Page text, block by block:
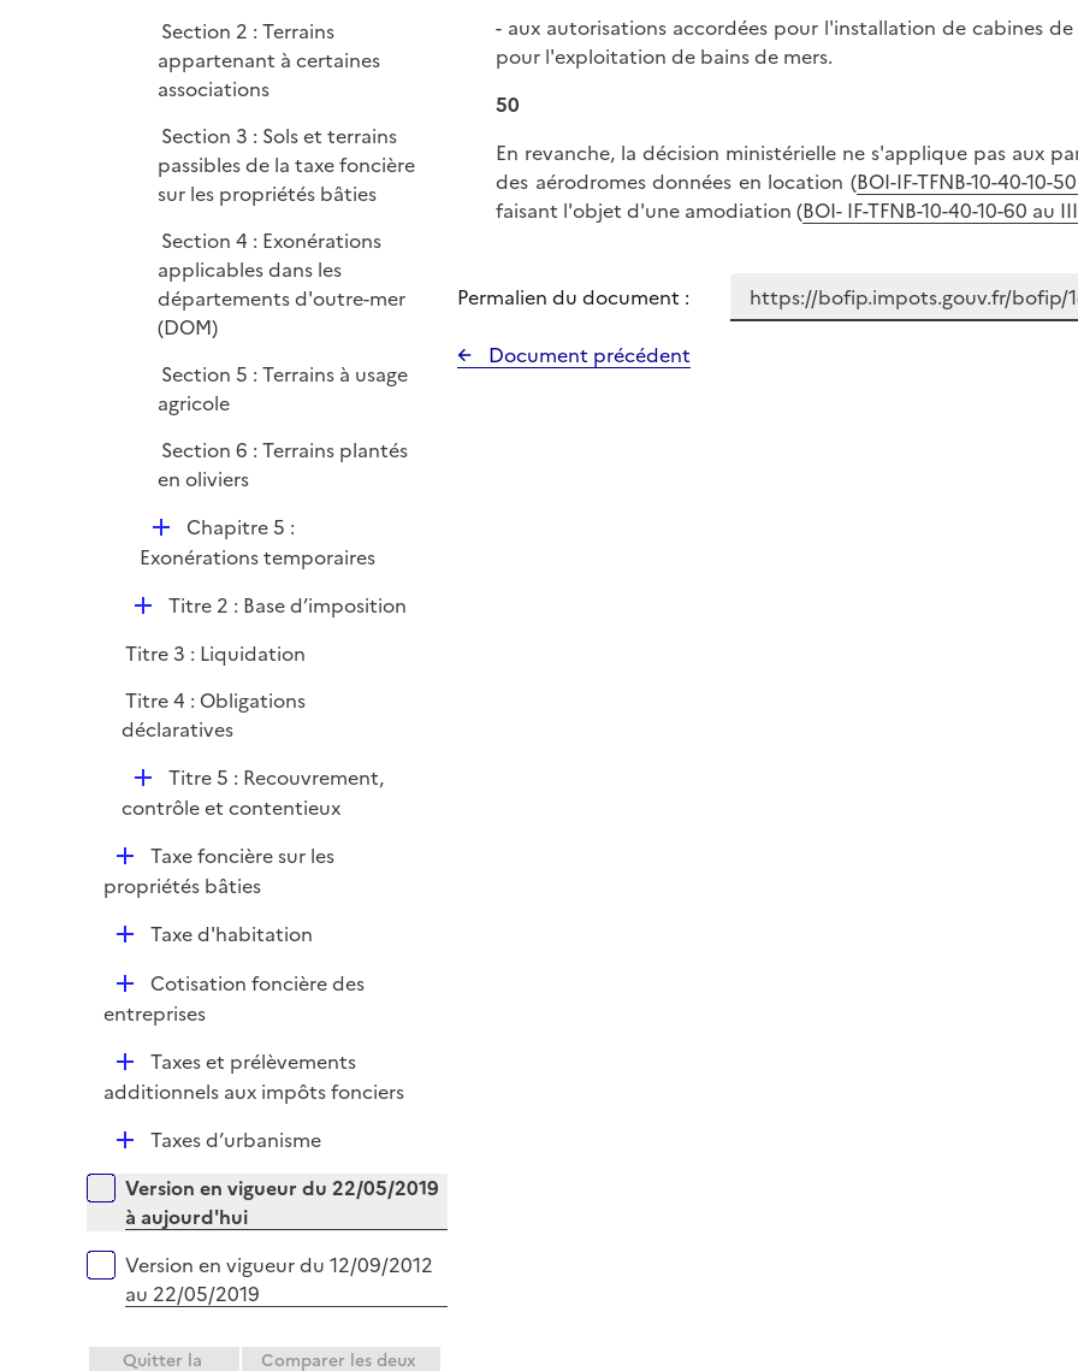
Section 2 : Terrains
appartenant à certaines
associations
Section 3 : Sols et terrains
passibles de la taxe foncière
sur les propriétés bâties
Section 4 : Exonérations
applicables dans les
départements d'outre-mer
(DOM)
Section 5 : Terrains à usage
agricole
Section 6 : Terrains plantés
en oliviers
D
é
l
i
e
r
Chapitre 5 :
Exonérations temporaires
D
p
l
i
Titre 2 : Base d’imposition
Titre 3 : Liquidation
Titre 4 : Obligations
déclaratives
D
é
l
i
e
r
Titre 5 : Recouvrement,
contrôle et contentieux
D
é
r
Taxe foncière sur les
propriétés bâties
D
l
e
r
Taxe d'habitation
D
é
i
Cotisation foncière des
entreprises
D
é
i
e
r
Taxes et prélèvements
additionnels aux impôts fonciers
D
p
l
i
r
Taxes d’urbanisme
Versions sur la période
Version en vigueur du 22/05/2019
à aujourd'hui
Version en vigueur du 12/09/2012
au 22/05/2019
Quitter la Comparer les deux
- aux autorisations accordées pour l'installation de cabines
pour l'exploitation de bains de mers.
50
En revanche, la décision ministérielle ne s'applique pas aux
des aérodromes données en location (BOI-IF-TFNB-10-40-10-
faisant l'objet d'une amodiation (BOI- IF-TFNB-10-40-10-60 au
Permalien du document :
Document précédent